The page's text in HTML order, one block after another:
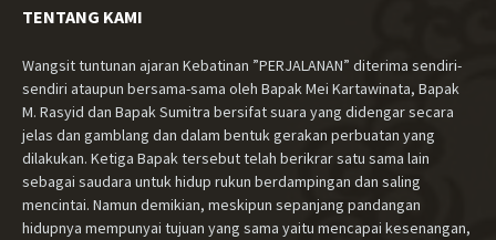
TENTANG KAMI
Wangsit tuntunan ajaran Kebatinan ”PERJALANAN” diterima sendiri-
sendiri ataupun bersama-sama oleh Bapak Mei Kartawinata, Bapak
M. Rasyid dan Bapak Sumitra bersifat suara yang didengar secara
jelas dan gamblang dan dalam bentuk gerakan perbuatan yang
dilakukan. Ketiga Bapak tersebut telah berikrar satu sama lain
sebagai saudara untuk hidup rukun berdampingan dan saling
mencintai. Namun demikian, meskipun sepanjang pandangan
hidupnya mempunyai tujuan yang sama yaitu mencapai kesenangan,